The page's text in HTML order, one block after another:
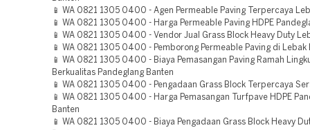
📱 WA 0821 1305 0400 - Agen Permeable Paving Terpercaya
📱 WA 0821 1305 0400 - Harga Permeable Paving HDPE
📱 WA 0821 1305 0400 - Vendor Jual Grass Block Heavy Duty
📱 WA 0821 1305 0400 - Pemborong Permeable Paving di Lebak
📱 WA 0821 1305 0400 - Biaya Pemasangan Paving Ramah
Berkualitas Pandeglang Banten
📱 WA 0821 1305 0400 - Pengadaan Grass Block Terpercaya
📱 WA 0821 1305 0400 - Harga Pemasangan Turfpave HDPE
Banten
📱 WA 0821 1305 0400 - Biaya Pengadaan Grass Block Heavy